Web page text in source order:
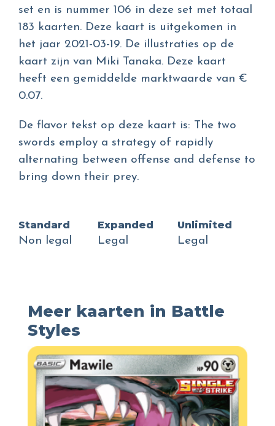
set en is nummer 106 in deze set met totaal
183 kaarten. Deze kaart is uitgekomen in
het jaar 2021-03-19. De illustraties op de
kaart zijn van Miki Tanaka. Deze kaart
heeft een gemiddelde marktwaarde van €
0.07.
De flavor tekst op deze kaart is: The two
swords employ a strategy of rapidly
alternating between offense and defense to
bring down their prey.
Standard
Non legal
Expanded
Legal
Unlimited
Legal
Meer kaarten in Battle
Styles